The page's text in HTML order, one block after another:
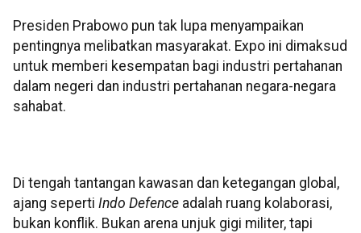
Presiden Prabowo pun tak lupa menyampaikan
pentingnya melibatkan masyarakat. Expo ini dimaksud
untuk memberi kesempatan bagi industri pertahanan
dalam negeri dan industri pertahanan negara-negara
sahabat.
Di tengah tantangan kawasan dan ketegangan global,
ajang seperti Indo Defence adalah ruang kolaborasi,
bukan konflik. Bukan arena unjuk gigi militer, tapi